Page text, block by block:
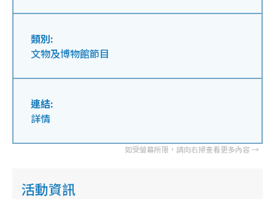
類別:
文物及博物館節目
連結:
詳情
活動資訊